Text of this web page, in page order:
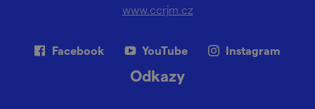
www.ccrjm.cz
Facebook YouTube Instagram
Odkazy